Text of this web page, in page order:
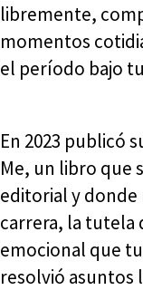
libremente,
momentos
el período bajo
En 2023 publicó
Me, un libro que
editorial y donde
carrera, la tutela
emocional que
resolvió asuntos